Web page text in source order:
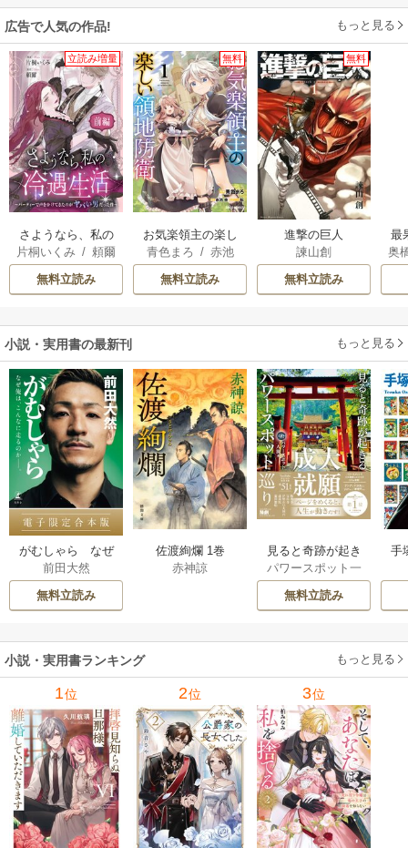
広告で人気の作品! もっと見る
立読み増量
さようなら、私の
冷遇生活 ～パーテ
ィーで声をかけて
きたのがヤバい男
片桐いくみ / 頼爾
無料立読み
無料
お気楽領主の楽し
い領地防衛
青色まろ / 赤池
宗/転
無料立読み
無料
進撃の巨人
諫山創
無料立読み
最
奥
た
小説・実用書の最新刊 もっと見る
がむしゃら なぜ
俺は、こんなに走
るのか——。【電
子限定合本版】 1巻
前田大然
無料立読み
佐渡絢爛 1巻
赤神諒
見ると奇跡が起き
る 大願成就パワー
スポット巡り 1巻
パワースポット一
人旅
無料立読み
手
小説・実用書ランキング もっと見る
1位 2位 3位